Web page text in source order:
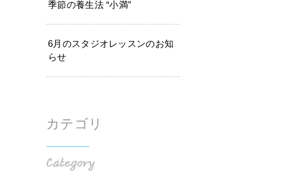
季節の養生法 “小満”
6月のスタジオレッスンのお知
らせ
カテゴリ